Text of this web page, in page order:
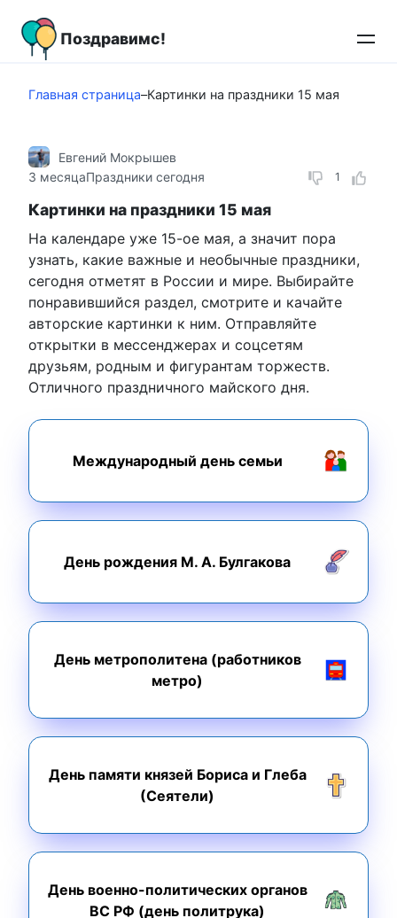
контенту
Поздравимс!
Главная страница–Картинки на праздники 15 мая
1
Евгений Мокрышев
3 месяцаПраздники сегодня
Картинки на праздники 15 мая
На календаре уже 15-ое мая, а значит пора
узнать, какие важные и необычные праздники,
сегодня отметят в России и мире. Выбирайте
понравившийся раздел, смотрите и качайте
авторские картинки к ним. Отправляйте
открытки в мессенджерах и соцсетям
друзьям, родным и фигурантам торжеств.
Отличного праздничного майского дня.
Международный день семьи
День рождения М. А. Булгакова
День метрополитена (работников
метро)
День памяти князей Бориса и Глеба
(Сеятели)
День военно-политических органов
ВС РФ (день политрука)